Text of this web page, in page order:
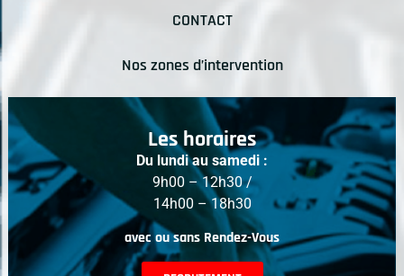
CONTACT
Nos zones d’intervention
Les horaires
Du lundi au samedi :
9h00 – 12h30 /
14h00 – 18h30
avec ou sans Rendez-Vous